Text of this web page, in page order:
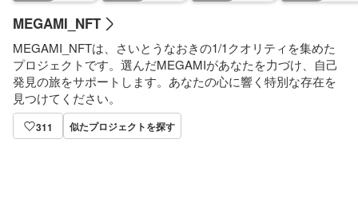
MEGAMI_NFT
MEGAMI_NFTは、さいとうなおきの1/1クオリティを集めた
プロジェクトです。選んだMEGAMIがあなたを力づけ、自己
発見の旅をサポートします。あなたの心に響く特別な存在を
見つけてください。
311 似たプロジェクトを探す